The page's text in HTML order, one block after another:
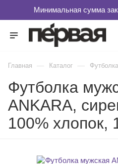
Главная — Каталог —
Футболка
ANKARA,
100% хлопок,